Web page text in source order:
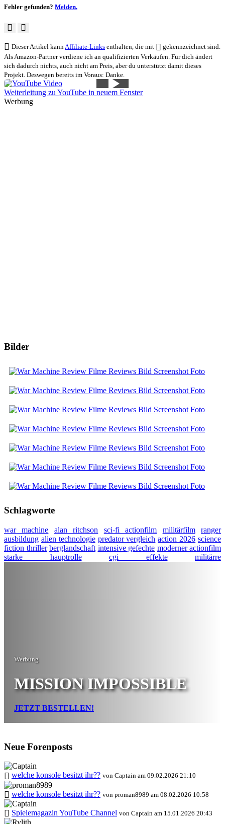
Fehler gefunden? Melden.
Dieser Artikel kannAffiliate-Links enthalten, die mit
gekennzeichnet sind.
Als Amazon-Partner verdiene ich an qualifizierten Verkäufen. Für dich ändert
sich dadurch nichts, auch nicht am Preis, aber du unterstützt damit dieses
Projekt. Deswegen bereits im Voraus: Danke.
Weiterleitung zu YouTube in neuem Fenster
Werbung
Bilder
Schlagworte
war machine alan ritchson sci-fi actionfilm militärfilm
ranger
ausbildung alien technologie predator vergleich action 2026 science
fiction thriller berglandschaft intensive gefechte moderner actionfilm
starke hauptrolle
cgi effekte militärre
Werbung
MISSION IMPOSSIBLE
JETZT BESTELLEN!
Neue Forenposts
welche konsole besitzt ihr?? von Captain am 09.02.2026 21:10
welche konsole besitzt ihr?? von proman8989 am 08.02.2026 10:58
Spielemagazin YouTube Channel von Captain am 15.01.2026 20:43